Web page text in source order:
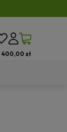
400,00 zł